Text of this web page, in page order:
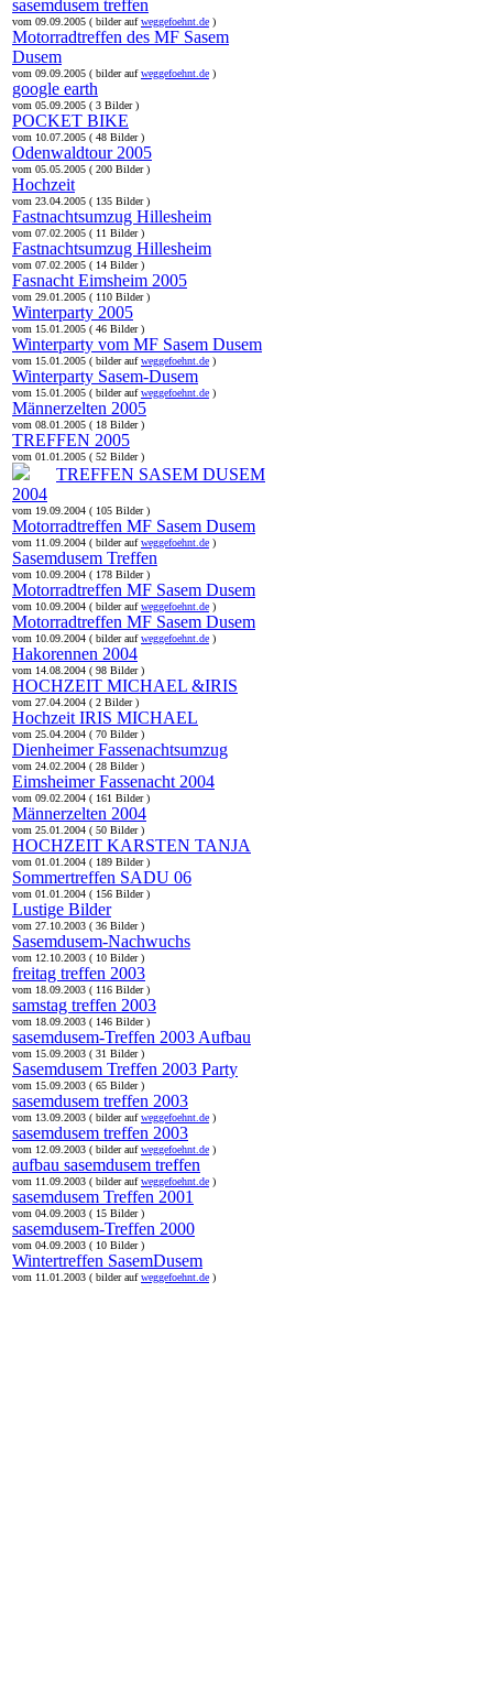
sasemdusem treffen
vom 09.09.2005 ( bilder aufweggefoehnt.de )
Motorradtreffen des MF Sasem
Dusem
vom 09.09.2005 ( bilder aufweggefoehnt.de )
google earth
vom 05.09.2005 ( 3 Bilder )
POCKET BIKE
vom 10.07.2005 ( 48 Bilder )
Odenwaldtour 2005
vom 05.05.2005 ( 200 Bilder )
Hochzeit
vom 23.04.2005 ( 135 Bilder )
Fastnachtsumzug Hillesheim
vom 07.02.2005 ( 11 Bilder )
Fastnachtsumzug Hillesheim
vom 07.02.2005 ( 14 Bilder )
Fasnacht Eimsheim 2005
vom 29.01.2005 ( 110 Bilder )
Winterparty 2005
vom 15.01.2005 ( 46 Bilder )
Winterparty vom MF Sasem Dusem
vom 15.01.2005 ( bilder aufweggefoehnt.de )
Winterparty Sasem-Dusem
vom 15.01.2005 ( bilder aufweggefoehnt.de )
Männerzelten 2005
vom 08.01.2005 ( 18 Bilder )
TREFFEN 2005
vom 01.01.2005 ( 52 Bilder )
TREFFEN SASEM DUSEM
2004
vom 19.09.2004 ( 105 Bilder )
Motorradtreffen MF Sasem Dusem
vom 11.09.2004 ( bilder aufweggefoehnt.de )
Sasemdusem Treffen
vom 10.09.2004 ( 178 Bilder )
Motorradtreffen MF Sasem Dusem
vom 10.09.2004 ( bilder aufweggefoehnt.de )
Motorradtreffen MF Sasem Dusem
vom 10.09.2004 ( bilder aufweggefoehnt.de )
Hakorennen 2004
vom 14.08.2004 ( 98 Bilder )
HOCHZEIT MICHAEL &IRIS
vom 27.04.2004 ( 2 Bilder )
Hochzeit IRIS MICHAEL
vom 25.04.2004 ( 70 Bilder )
Dienheimer Fassenachtsumzug
vom 24.02.2004 ( 28 Bilder )
Eimsheimer Fassenacht 2004
vom 09.02.2004 ( 161 Bilder )
Männerzelten 2004
vom 25.01.2004 ( 50 Bilder )
HOCHZEIT KARSTEN TANJA
vom 01.01.2004 ( 189 Bilder )
Sommertreffen SADU 06
vom 01.01.2004 ( 156 Bilder )
Lustige Bilder
vom 27.10.2003 ( 36 Bilder )
Sasemdusem-Nachwuchs
vom 12.10.2003 ( 10 Bilder )
freitag treffen 2003
vom 18.09.2003 ( 116 Bilder )
samstag treffen 2003
vom 18.09.2003 ( 146 Bilder )
sasemdusem-Treffen 2003 Aufbau
vom 15.09.2003 ( 31 Bilder )
Sasemdusem Treffen 2003 Party
vom 15.09.2003 ( 65 Bilder )
sasemdusem treffen 2003
vom 13.09.2003 ( bilder aufweggefoehnt.de )
sasemdusem treffen 2003
vom 12.09.2003 ( bilder aufweggefoehnt.de )
aufbau sasemdusem treffen
vom 11.09.2003 ( bilder aufweggefoehnt.de )
sasemdusem Treffen 2001
vom 04.09.2003 ( 15 Bilder )
sasemdusem-Treffen 2000
vom 04.09.2003 ( 10 Bilder )
Wintertreffen SasemDusem
vom 11.01.2003 ( bilder aufweggefoehnt.de )